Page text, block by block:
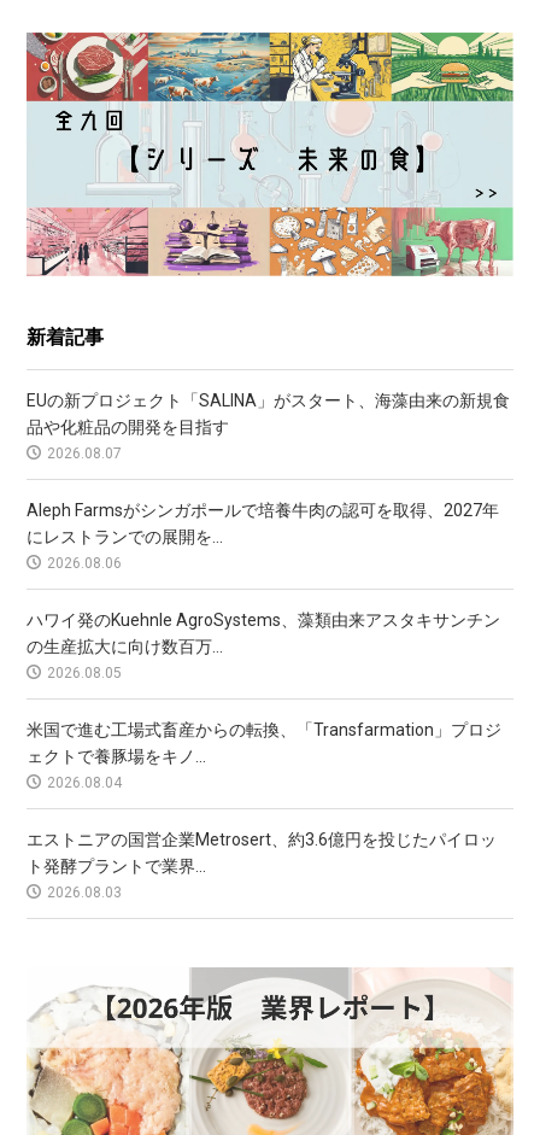
新着記事
EUの新プロジェクト「SALINA」がスタート、海藻由来の新規食
品や化粧品の開発を目指す
2026.08.07
Aleph Farmsがシンガポールで培養牛肉の認可を取得、2027年
にレストランでの展開を...
2026.08.06
ハワイ発のKuehnle AgroSystems、藻類由来アスタキサンチン
の生産拡大に向け数百万...
2026.08.05
米国で進む工場式畜産からの転換、「Transfarmation」プロジ
ェクトで養豚場をキノ...
2026.08.04
エストニアの国営企業Metrosert、約3.6億円を投じたパイロッ
ト発酵プラントで業界...
2026.08.03